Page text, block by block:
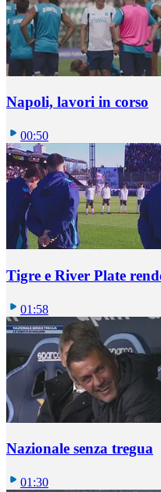
Napoli, lavori in corso
00:50
Tigre e River Plate
01:58
Nazionale senza tregua
01:30